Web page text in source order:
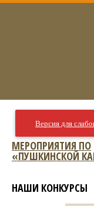
Версия для
МЕРОПРИЯТИЯ ПО
«ПУШКИНСКОЙ
НАШИ КОНКУРСЫ